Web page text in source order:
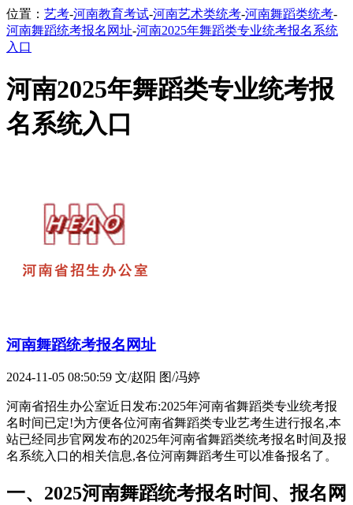
位置： 艺考-河南教育考试-河南艺术类统考-河南舞蹈类统考-
河南舞蹈统考报名网址-河南2025年舞蹈类专业统考报名系统
入口
河南2025年舞蹈类专业统考报
名系统入口
河南舞蹈统考报名网址
2024-11-05 08:50:59 文/赵阳 图/冯婷
河南省招生办公室近日发布:2025年河南省舞蹈类专业统考报
名时间已定!为方便各位河南省舞蹈类专业艺考生进行报名,本
站已经同步官网发布的2025年河南省舞蹈类统考报名时间及报
名系统入口的相关信息,各位河南舞蹈考生可以准备报名了。
一、2025河南舞蹈统考报名时间、报名网